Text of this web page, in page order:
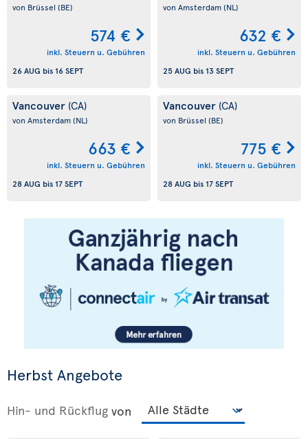
von Brüssel (BE)
574 €
inkl. Steuern u. Gebühren
26 AUG bis 16 SEPT
von Amsterdam(NL)
632 €
inkl. Steuern u. Gebühren
25 AUG bis 13 SEPT
Vancouver (CA)
von Amsterdam(NL)
663 €
inkl. Steuern u. Gebühren
28 AUG bis 17 SEPT
Vancouver (CA)
von Brüssel (BE)
775 €
inkl. Steuern u. Gebühren
28 AUG bis 17 SEPT
Herbst Angebote
Hin- und Rückflug von